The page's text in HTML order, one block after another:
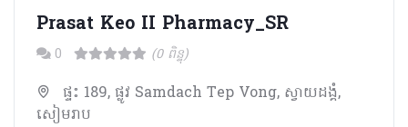
Prasat Keo II Pharmacy_SR
0 (0 ពិន្ទុ)
ផ្ទះ 189, ផ្លូវ Samdach Tep Vong, ស្វាយដង្គំ,
សៀមរាប